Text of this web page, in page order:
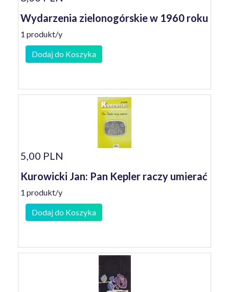
Wydarzenia zielonogórskie w 1960 roku
1 produkt/y
Dodaj do Koszyka
5,00 PLN
Kurowicki Jan: Pan Kepler raczy umierać
1 produkt/y
Dodaj do Koszyka